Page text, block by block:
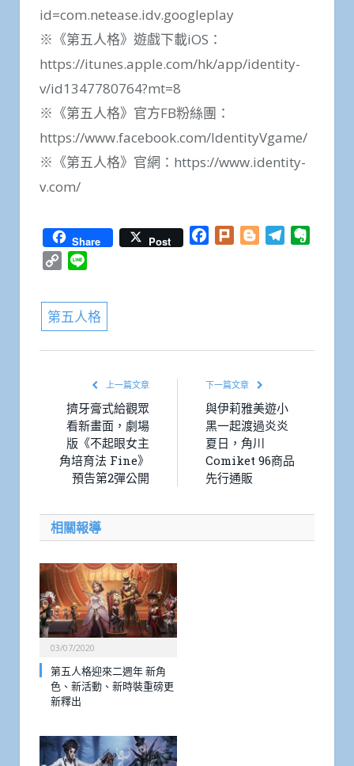
id=com.netease.idv.googleplay
※《第五人格》遊戲下載iOS：
https://itunes.apple.com/hk/app/identity-
v/id1347780764?mt=8
※《第五人格》官方FB粉絲團：
https://www.facebook.com/IdentityVgame/
※《第五人格》官網：https://www.identity-
v.com/
Share Post Facebook
Plurk BloggerTelegram
Copy
第五人格
上一篇文章
擠牙膏式給觀眾
看新畫面，劇場
版《不起眼女主
角培育法 Fine》
預告第2彈公開
下一篇文章
與伊莉雅美遊小
黑一起渡過炎炎
夏日，角川
Comiket 96商品
先行通販
相關報導
03/07/2020
第五人格迎來二週年 新角
色、新活動、新時裝重磅更
新釋出